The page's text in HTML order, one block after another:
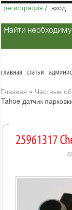
регистрация / вход
Найти
главная статьи
Главная » Частные
Tahoe датчик
25961317